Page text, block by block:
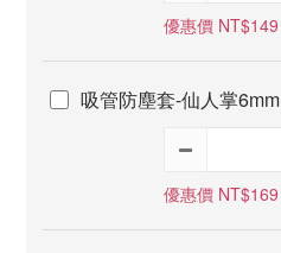
優惠價 NT$149
吸管防塵套-仙人掌6mm
優惠價 NT$169